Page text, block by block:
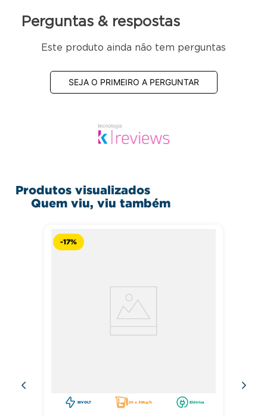
Perguntas & respostas
Este produto ainda não tem perguntas
SEJA O PRIMEIRO A PERGUNTAR
Produtos visualizados
Quem viu, viu também
-17%
BIVOLT 25 a 30kg/h Elétrica